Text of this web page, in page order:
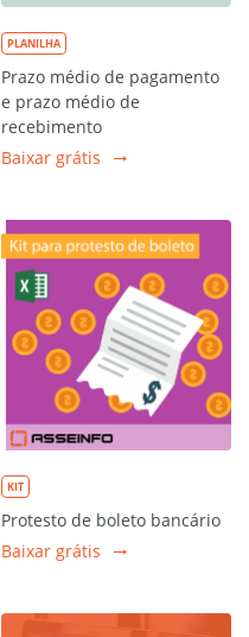
PLANILHA
Prazo médio de pagamento
e prazo médio de
recebimento
Baixar grátis
KIT
Protesto de boleto bancário
Baixar grátis